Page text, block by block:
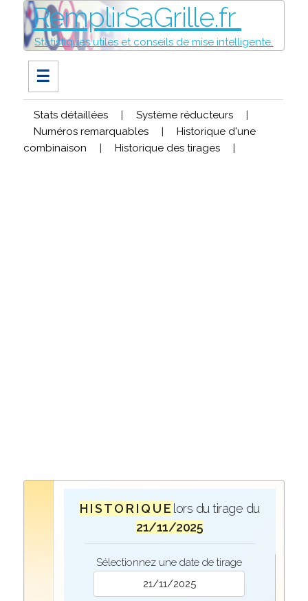
RemplirSaGrille.fr
Statistiques utiles et conseils de mise intelligente.
☰
Stats détaillées | Système réducteurs
|
Numéros remarquables
|
Historique d'une
combinaison
| Historique des tirages |
H I S T O R I Q U E lors du tirage du
21/11/2025
Sélectionnez une date de tirage